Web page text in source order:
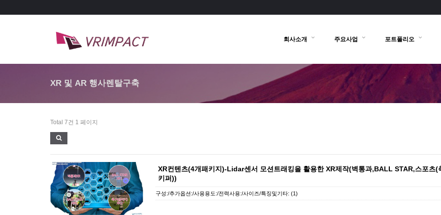
회사소개 주요사업 포트폴리오
XR 및 AR 행사렌탈구축
Total 7건 1 페이지
XR컨텐츠(4개패키지)-Lidar센서 모션트래킹을 활용한 XR제작(벽통과,BALL STAR,스포츠(
키퍼))
구성:/추가옵션:/사용용도:/전력사용:/사이즈/특징및기타: (1)